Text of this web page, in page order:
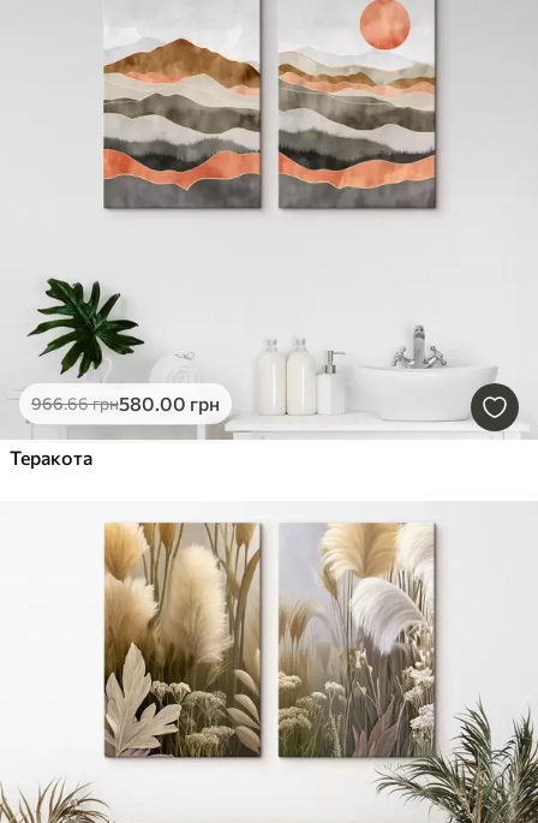
966.66грн580.00 грн
Теракота